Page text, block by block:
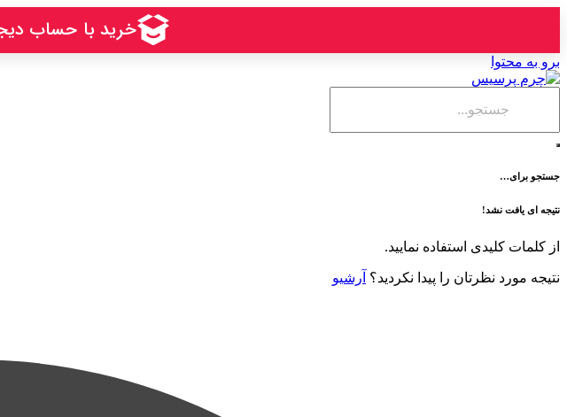
برو به محتوا
جستجو برای…
نتیجه ای یافت نشد!
از کلمات کلیدی استفاده نمایید.
نتیجه مورد نظرتان را پیدا نکردید؟ آرشیو